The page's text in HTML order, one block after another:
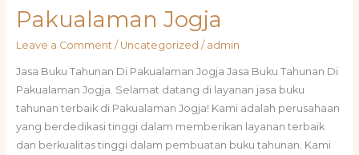
Pakualaman Jogja
Leave a Comment / Uncategorized / admin
Jasa Buku Tahunan Di Pakualaman Jogja Jasa Buku Tahunan Di
Pakualaman Jogja. Selamat datang di layanan jasa buku
tahunan terbaik di Pakualaman Jogja! Kami adalah perusahaan
yang berdedikasi tinggi dalam memberikan layanan terbaik
dan berkualitas tinggi dalam pembuatan buku tahunan. Kami